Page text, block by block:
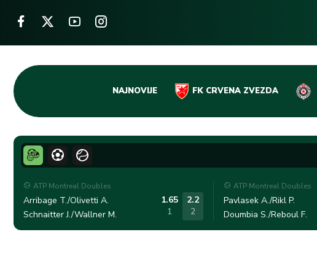
Skip
content
NAJNOVIJE FK CRVENA ZVEZDA
ATP Montreal Doubles
Arribage T./Olivetti A.
Schnaitter J./Wallner M.
1.65
1
2.2
2
ATP Montreal Doubles
Pavlasek A./Rikl P.
Doumbia S./Reboul F.